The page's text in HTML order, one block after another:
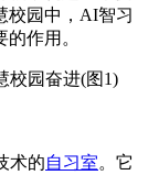
校园中，AI智习
作用。
术的自习室。它